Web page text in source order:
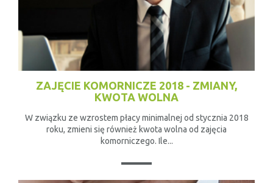
ZAJĘCIE KOMORNICZE 2018 - ZMIANY,
KWOTA WOLNA
W związku ze wzrostem płacy minimalnej od stycznia 2018
roku, zmieni się również kwota wolna od zajęcia
komorniczego. Ile...